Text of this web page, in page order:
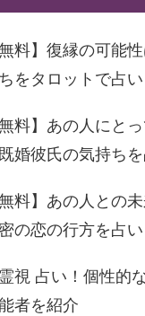
無料】復縁の可能
をタロットで占
無料】あの人にと
婚彼氏の気持ちを
無料】あの人との
の恋の行方を占い
視 占い！個性的
者を紹介